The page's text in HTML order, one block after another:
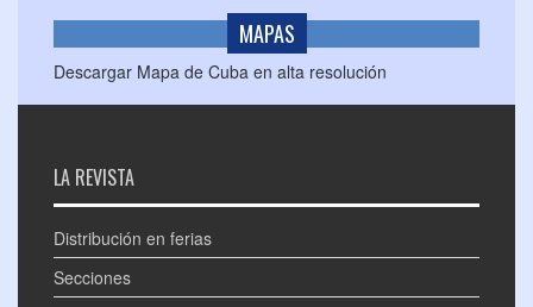
MAPAS
Descargar Mapa de Cuba en alta resolución
LA REVISTA
Distribución en ferias
Secciones